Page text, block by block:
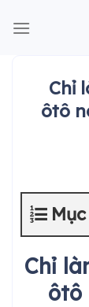
Chỉ
ôtô
Chỉ
ôtô